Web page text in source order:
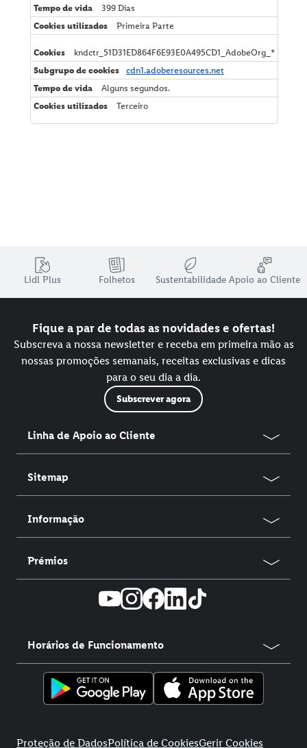
399 Dias
Primeira Parte
kndctr_51D31ED864F6E93E0A495CD1_AdobeOrg_*
cdn1.adoberesources.net
Alguns segundos.
Terceiro
Lidl Plus Folhetos Sustentabilidade Apoio ao Cliente
Fique a par de todas as novidades e ofertas!
Subscreva a nossa newsletter e receba em primeira mão as
nossas promoções semanais, receitas exclusivas e dicas
para o seu dia a dia.
Subscrever agora
Linha de Apoio ao Cliente
Sitemap
Informação
Prémios
Horários de Funcionamento
Proteção de DadosPolítica de CookiesGerir Cookies